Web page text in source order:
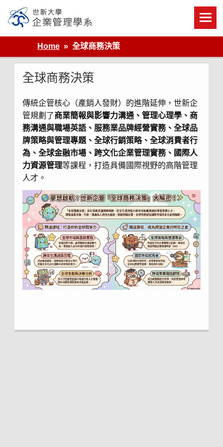
content
世新大學企業管理學系
Home
全球商務決策
全球商務決策
傳統企管核心（產銷人發財）的進階延伸，世新企
管規劃了商業簡報與影響力溝通、管理心理學、商
務溝通與職場英語、服務業品牌經營實務、全球品
牌策略與管理專題、全球行銷策略、全球消費者行
為、全球金融市場、跨文化企業管理實務、國際人
力資源管理等課程，打造具備國際視野的高階管理
人才。